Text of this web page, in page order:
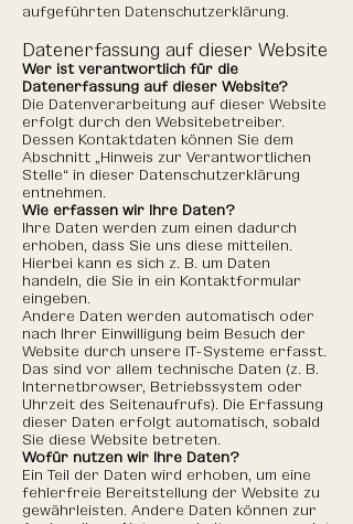
aufgeführten Datenschutzerklärung.
Datenerfassung auf dieser Website
Wer ist verantwortlich für die
Datenerfassung auf dieser Website?
Die Datenverarbeitung auf dieser Website
erfolgt durch den Websitebetreiber.
Dessen Kontaktdaten können Sie dem
Abschnitt „Hinweis zur Verantwortlichen
Stelle“ in dieser Datenschutzerklärung
entnehmen.
Wie erfassen wir Ihre Daten?
Ihre Daten werden zum einen dadurch
erhoben, dass Sie uns diese mitteilen.
Hierbei kann es sich z. B. um Daten
handeln, die Sie in ein Kontaktformular
eingeben.
Andere Daten werden automatisch oder
nach Ihrer Einwilligung beim Besuch der
Website durch unsere IT-Systeme erfasst.
Das sind vor allem technische Daten (z. B.
Internetbrowser, Betriebssystem oder
Uhrzeit des Seitenaufrufs). Die Erfassung
dieser Daten erfolgt automatisch, sobald
Sie diese Website betreten.
Wofür nutzen wir Ihre Daten?
Ein Teil der Daten wird erhoben, um eine
fehlerfreie Bereitstellung der Website zu
gewährleisten. Andere Daten können zur